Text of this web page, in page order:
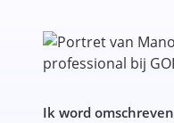
Ik word